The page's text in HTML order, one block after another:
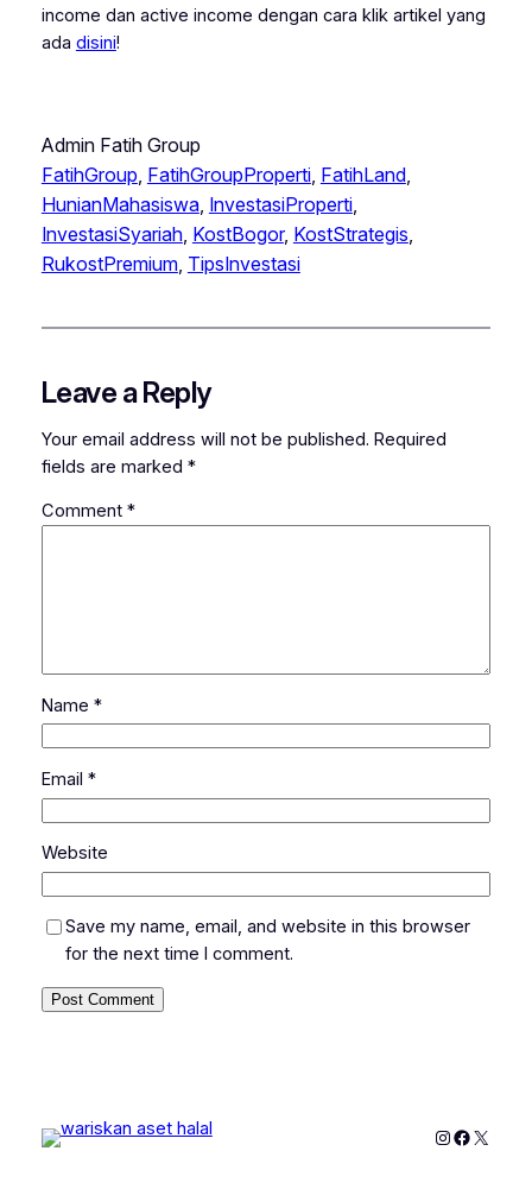
income dan active income dengan cara klik artikel yang
ada disini!
Admin Fatih Group
FatihGroup, FatihGroupProperti, FatihLand
HunianMahasiswa, InvestasiProperti
InvestasiSyariah, KostBogor, KostStrategis
RukostPremium, TipsInvestasi
Leave a Reply
Your email address will not be published. Required
fields are marked *
Comment *
Name *
Email *
Website
Save my name, email, and website in this browser
for the next time I comment.
Instagram
X